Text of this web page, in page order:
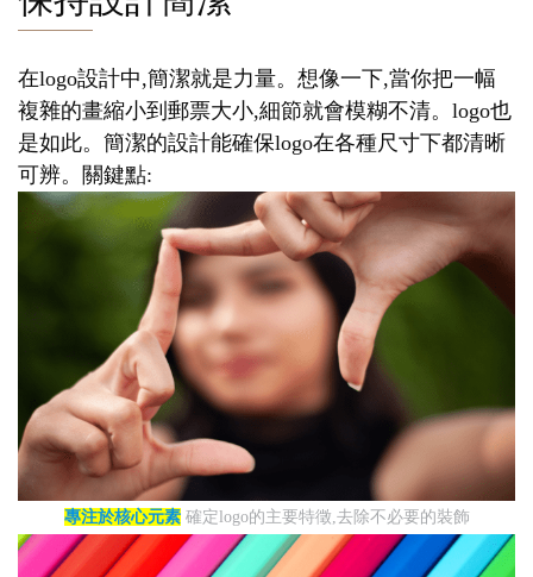
在logo設計中,簡潔就是力量。想像一下,當你把一幅
複雜的畫縮小到郵票大小,細節就會模糊不清。logo也
是如此。簡潔的設計能確保logo在各種尺寸下都清晰
可辨。關鍵點:
專注於核心元素確定logo的主要特徵,去除不必要的裝飾